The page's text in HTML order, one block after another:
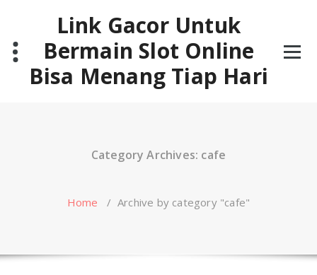
Link Gacor Untuk
Bermain Slot Online
Bisa Menang Tiap Hari
Category Archives: cafe
Home / Archive by category "cafe"